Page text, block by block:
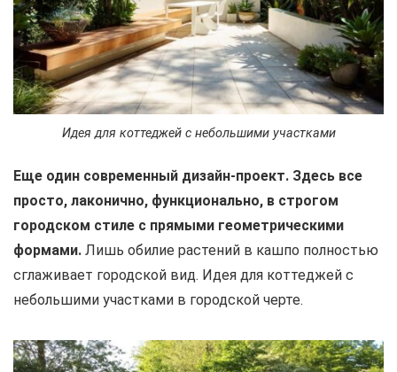
Идея для коттеджей с небольшими участками
Еще один современный дизайн-проект. Здесь все
просто, лаконично, функционально, в строгом
городском стиле с прямыми геометрическими
формами. Лишь обилие растений в кашпо полностью
сглаживает городской вид. Идея для коттеджей с
небольшими участками в городской черте.